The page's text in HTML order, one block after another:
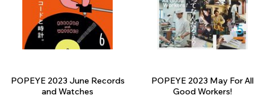
POPEYE 2023 June Records
and Watches
POPEYE 2023 May For All
Good Workers!